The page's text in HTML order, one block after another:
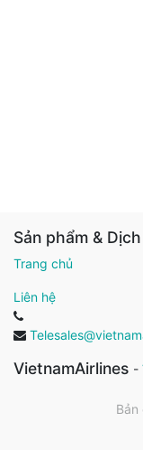
Sản phẩm &
Trang chủ
Liên hệ
VietnamAirlines -